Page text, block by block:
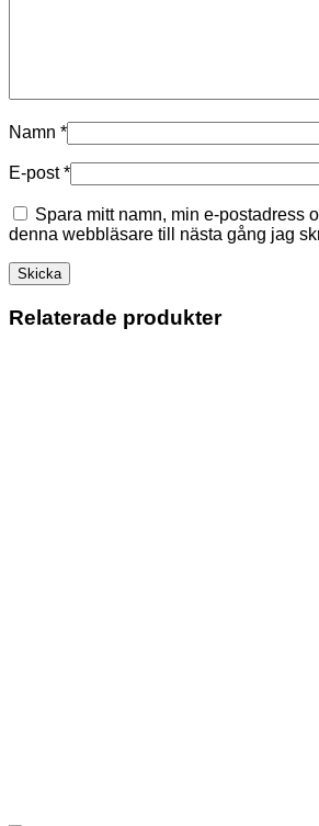
Namn *
E-post*
Spara mitt namn, min e-postadress
denna webbläsare till nästa gång jag
Relaterade produkter